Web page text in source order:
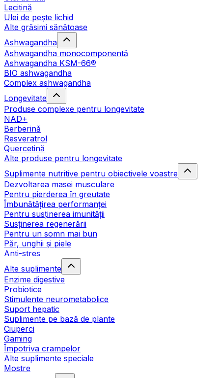
Lecitină
Ulei de pește lichid
Alte grăsimi sănătoase
Ashwagandha
Ashwagandha monocomponentă
Ashwagandha KSM-66®
BIO ashwagandha
Complex ashwagandha
Longevitate
Produse complexe pentru longevitate
NAD+
Berberină
Resveratrol
Quercetină
Alte produse pentru longevitate
Suplimente nutritive pentru obiectivele voastre
Dezvoltarea masei musculare
Pentru pierderea în greutate
Îmbunătățirea performanței
Pentru susținerea imunității
Susținerea regenerării
Pentru un somn mai bun
Păr, unghii și piele
Anti-stres
Alte suplimente
Enzime digestive
Probiotice
Stimulente neurometabolice
Suport hepatic
Suplimente pe bază de plante
Ciuperci
Gaming
Împotriva crampelor
Alte suplimente speciale
Mostre